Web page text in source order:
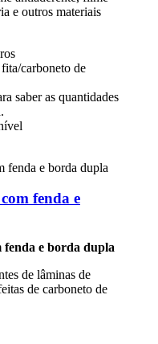
e outros materiais
carboneto de
saber as quantidades
fenda e
fenda e borda dupla
de lâminas de
de carboneto de